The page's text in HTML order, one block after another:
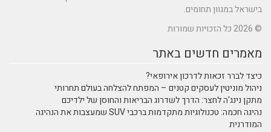
בישראל במגוון תחומים.
© 2026 כל הזכויות שמורות
מאמרים חדשים באתר
כיצד לברר זכאות לדרכון אירופאי?
ניהול מוניטין לעסקים קטנים – המפתח להצלחה בעולם תחרותי
מתקן נינג'ה לחצר: הדרך לשדרוג הבריאות והחוסן של ילדיכם
נהיגה חכמה: טכנולוגיות מתקדמות ברכבי SUV שמעצבות את הנהיגה
המודרנית